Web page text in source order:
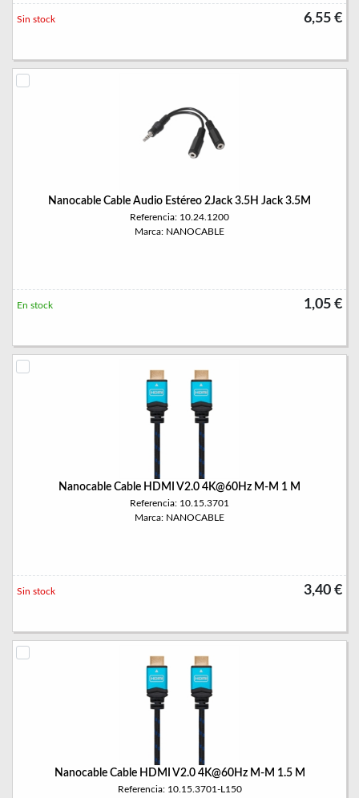
6,55 €
Sin stock
Nanocable Cable Audio Estéreo 2Jack 3.5H Jack 3.5M
Referencia: 10.24.1200
Marca: NANOCABLE
1,05 €
En stock
Nanocable Cable HDMI V2.0 4K@60Hz M-M 1 M
Referencia: 10.15.3701
Marca: NANOCABLE
3,40 €
Sin stock
Nanocable Cable HDMI V2.0 4K@60Hz M-M 1.5 M
Referencia: 10.15.3701-L150